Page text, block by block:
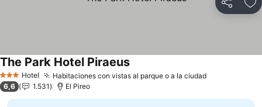
Compartir
3 Estrellas
Hotel Habitaciones con vistas al parque o a la ciudad
The Park Hotel Piraeus
6,6 1.531 El Pireo